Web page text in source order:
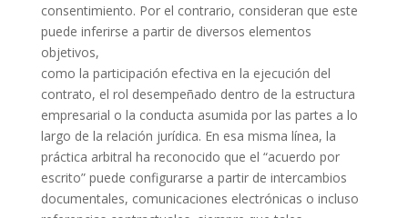
consentimiento. Por el contrario, consideran que este
puede inferirse a partir de diversos elementos
objetivos,
como la participación efectiva en la ejecución del
contrato, el rol desempeñado dentro de la estructura
empresarial o la conducta asumida por las partes a lo
largo de la relación jurídica. En esa misma línea, la
práctica arbitral ha reconocido que el “acuerdo por
escrito” puede configurarse a partir de intercambios
documentales, comunicaciones electrónicas o incluso